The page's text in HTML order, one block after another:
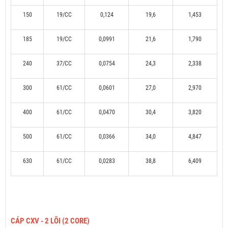
150 19/CC 0,124 19,6 1,453
185 19/CC 0,0991 21,6 1,790
240 37/CC 0,0754 24,3 2,338
300 61/CC 0,0601 27,0 2,970
400 61/CC 0,0470 30,4 3,820
500 61/CC 0,0366 34,0 4,847
630 61/CC 0,0283 38,8 6,409
CÁP CXV - 2 LÕI (2 CORE)